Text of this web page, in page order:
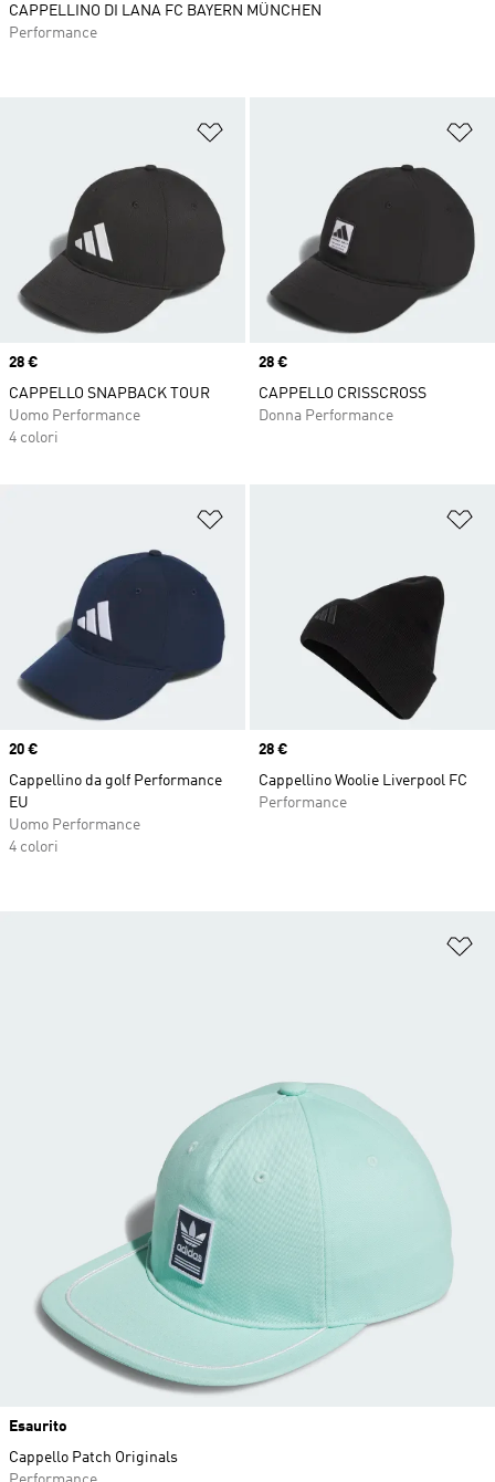
Aggiungi alla lista dei desideri
Price
28 €
CAPPELLO SNAPBACK TOUR
Uomo Performance
4 colori
Price
28 €
CAPPELLO CRISSCROSS
Donna Performance
Aggiungi alla lista dei desideri
Price
20 €
Cappellino da golf Performance
EU
Uomo Performance
4 colori
Price
28 €
Cappellino Woolie Liverpool FC
Performance
CAPPELLINO DI LANA FC BAYERN MÜNCHEN
Performance
Esaurito
Cappello Patch Originals